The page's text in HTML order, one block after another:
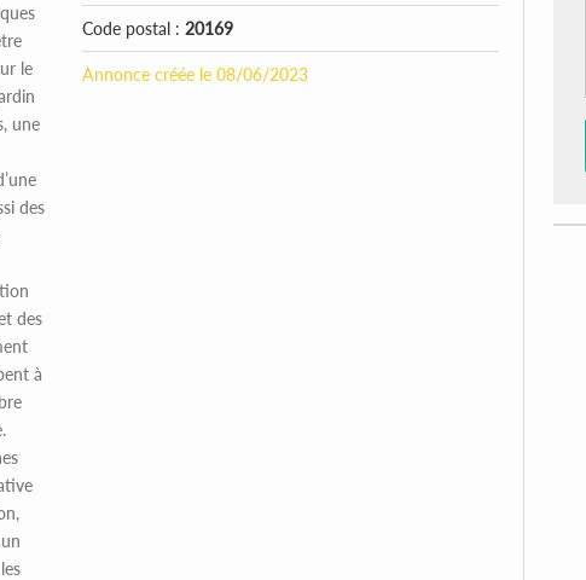
le
une
des
des
à
Code postal :20169
Annonce créée le 08/06/2023